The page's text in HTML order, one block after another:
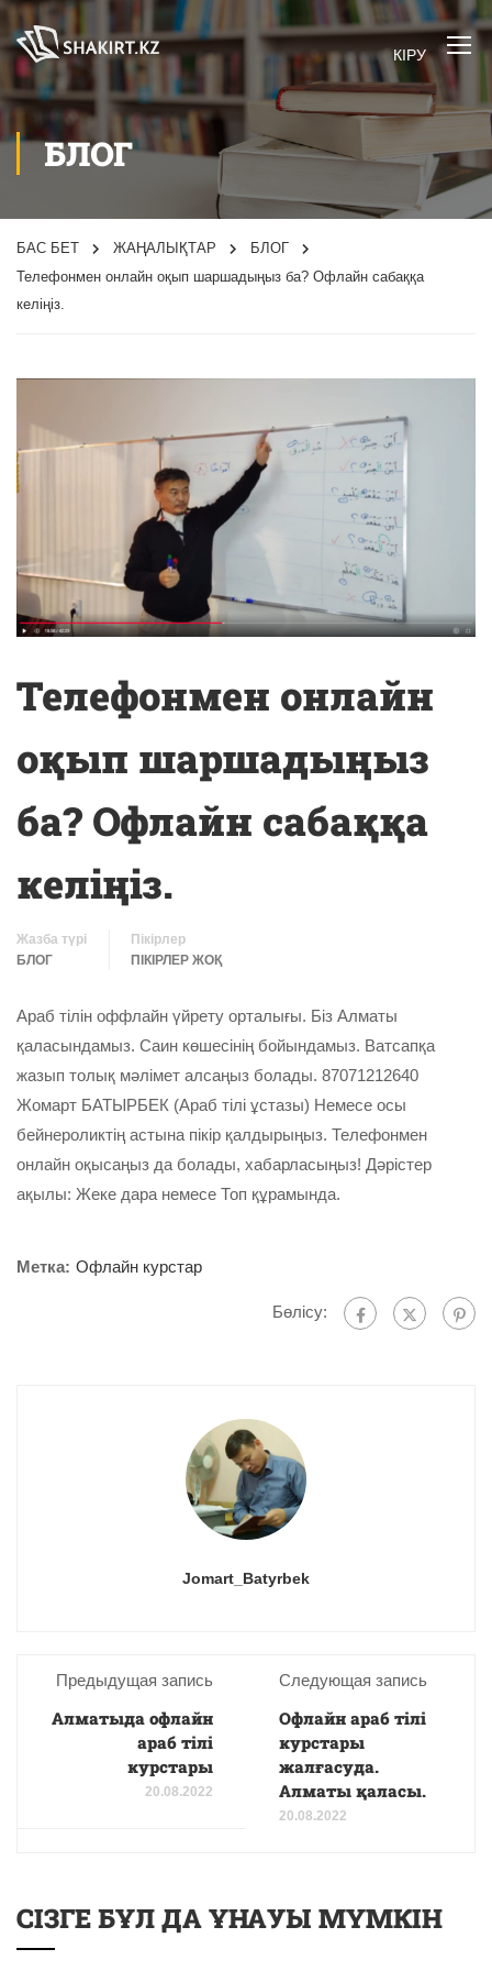
КІРУ
БЛОГ
БАС БЕТ ЖАҢАЛЫҚТАР
БЛОГ
Телефонмен онлайн оқып шаршадыңыз ба? Офлайн сабаққа
келіңіз.
Телефонмен онлайн
оқып шаршадыңыз
ба? Офлайн сабаққа
келіңіз.
Жазба түрі
БЛОГ
Пікірлер
ПІКІРЛЕР ЖОҚ
Араб тілін оффлайн үйрету орталығы. Біз Алматы
қаласындамыз. Саин көшесінің бойындамыз. Ватсапқа
жазып толық мәлімет алсаңыз болады. 87071212640
Жомарт БАТЫРБЕК (Араб тілі ұстазы) Немесе осы
бейнероликтің астына пікір қалдырыңыз. Телефонмен
онлайн оқысаңыз да болады, хабарласыңыз! Дәрістер
ақылы: Жеке дара немесе Топ құрамында.
Метка: Офлайн курстар
Бөлісу:
Jomart_Batyrbek
Предыдущая запись
Алматыда офлайн
араб тілі
курстары
20.08.2022
Следующая запись
Офлайн араб тілі
курстары
жалғасуда.
Алматы қаласы.
20.08.2022
СІЗГЕ БҰЛ ДА ҰНАУЫ МҮМКІН